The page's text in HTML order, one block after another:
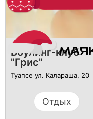
Боулинг-клуб
"Грис"
Туапсе ул. Калараша, 20
Отдых